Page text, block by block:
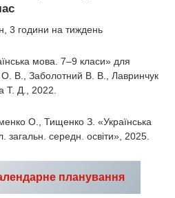
3 години на тиждень
мова. 7–9 класи» для
В., Заболотний В. В., Лавринчук
Т. Д., 2022.
О., Тищенко З. «Українська
загальн. середн. освіти», 2025.
планування